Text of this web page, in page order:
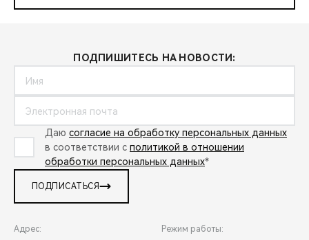
ПОДПИШИТЕСЬ НА НОВОСТИ:
Даю согласие на обработку персональных данных
в соответствии с политикой в отношении
обработки персональных данных*
ПОДПИСАТЬСЯ
Адрес: Режим работы: